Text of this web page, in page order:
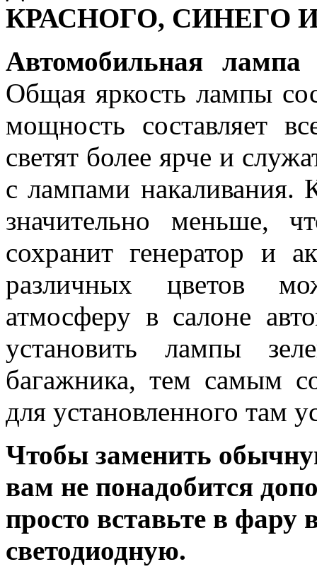
КРАСНОГО, СИНЕГО
Автомобильная
Общая яркость лампы
мощность составляет
светят более ярче и
с лампами накаливания.
значительно меньше,
сохранит генератор и
различных цветов
атмосферу в салоне
установить лампы
багажника, тем самым
для установленного там
Чтобы заменить
вам не понадобится
просто вставьте в
светодиодную.